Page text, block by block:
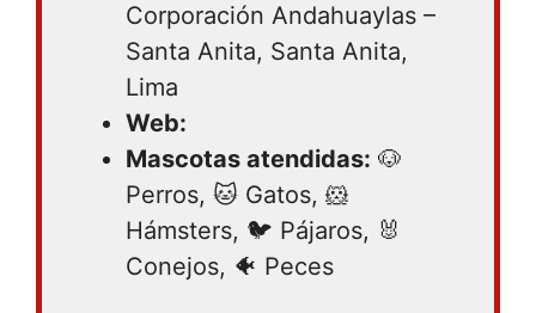
Corporación Andahuaylas –
Santa Anita, Santa Anita,
Lima
Web:
Mascotas atendidas: 🐶
Perros, 🐱 Gatos, 🐹
Hámsters, 🐦 Pájaros, 🐰
Conejos, 🐠 Peces